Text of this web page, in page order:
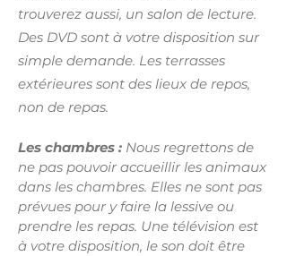
trouverez aussi, un salon de lecture.
Des DVD sont à votre disposition sur
simple demande. Les terrasses
extérieures sont des lieux de repos,
non de repas.
Les chambres : Nous regrettons de
ne pas pouvoir accueillir les animaux
dans les chambres. Elles ne sont pas
prévues pour y faire la lessive ou
prendre les repas. Une télévision est
à votre disposition, le son doit être